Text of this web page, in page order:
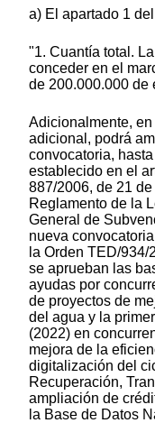
a) El apartado 1
"1. Cuantía total.
conceder en el
de 200.000.000 de
Adicionalmente,
adicional, podrá
convocatoria,
establecido en el
887/2006, de 21
Reglamento de la
General de
nueva
la Orden TED/
se aprueban las
ayudas por
de proyectos de
del agua y la
(2022) en
mejora de la
digitalización del
Recuperación,
ampliación de
la Base de Datos